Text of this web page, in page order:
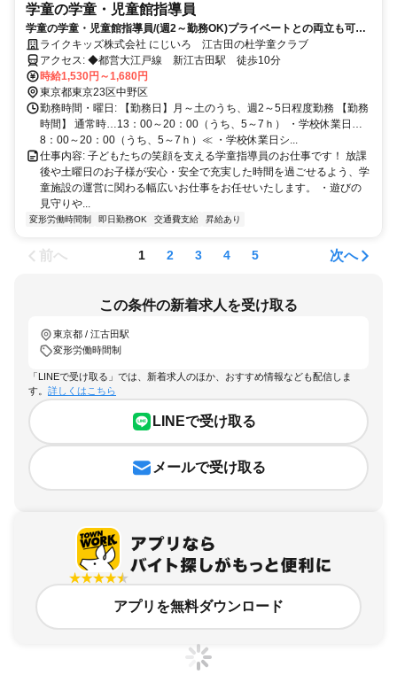
学童の学童・児童館指導員
学童の学童・児童館指導員/(週2～勤務OK)プライベートとの両立も可能
☆(無資格・未経験OK!)
ライクキッズ株式会社 にじいろ 江古田の杜学童クラブ
アクセス: ◆都営大江戸線 新江古田駅 徒歩10分
時給1,530円～1,680円
東京都東京23区中野区
勤務時間・曜日: 【勤務日】月～土のうち、週2～5日程度勤務 【勤務
時間】 通常時…13：00～20：00（うち、5～7ｈ） ・学校休業日…
8：00～20：00（うち、5～7ｈ）≪ ・学校休業日シ...
仕事内容: 子どもたちの笑顔を支える学童指導員のお仕事です！ 放課
後や土曜日のお子様が安心・安全で充実した時間を過ごせるよう、学
童施設の運営に関わる幅広いお仕事をお任せいたします。 ・遊びの
見守りや...
変形労働時間制 即日勤務OK 交通費支給 昇給あり
前へ 1 2 3 4 5 次へ
この条件の新着求人を受け取る
東京都 / 江古田駅
変形労働時間制
「LINEで受け取る」では、新着求人のほか、おすすめ情報なども配信しま
す。 詳しくはこちら
LINEで受け取る
メールで受け取る
アプリを無料ダウンロード